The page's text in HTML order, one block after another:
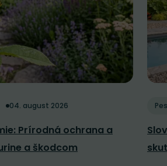
04. august 2026
Prírodná ochrana a
a škodcom